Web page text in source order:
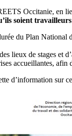
Occitanie, en
soient
du Plan
lieux de stages et
accueillantes, afin
d’information sur